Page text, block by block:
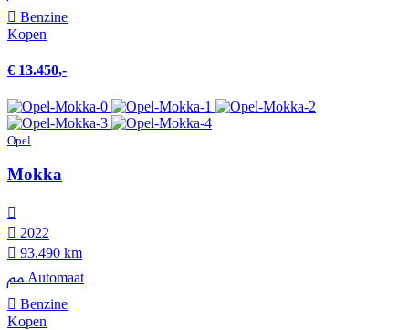
Benzine
Kopen
€ 13.450,-
Opel
Mokka
2022
93.490 km
Automaat
Benzine
Kopen